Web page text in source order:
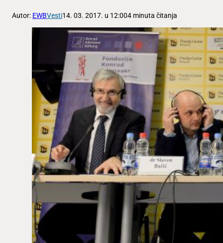
Autor: EWBVesti14. 03. 2017. u 12:004 minuta čitanja